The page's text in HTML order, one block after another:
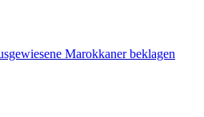
Marokkaner beklagen